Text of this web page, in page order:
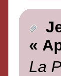
«
La